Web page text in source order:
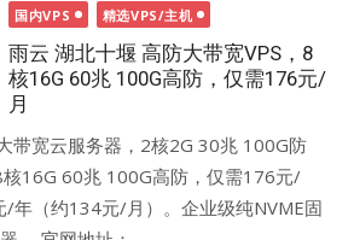
on
国内VPS
精选VPS/主机
雨云 湖北十堰 高防大带宽VPS，8
核16G 60兆 100G高防，仅需176元/
月
带宽云服务器，2核2G 30兆 100G防
16G 60兆 100G高防，仅需176元/
/年（约134元/月）。企业级纯NVME固